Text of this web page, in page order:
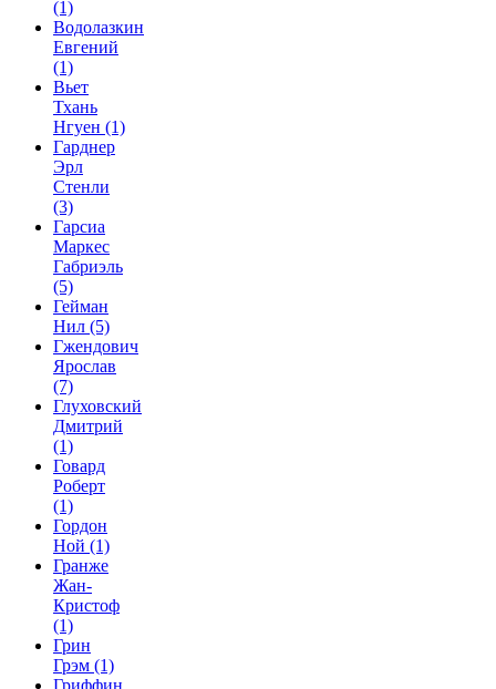
(1)
Водолазкин
Евгений
(1)
Вьет
Тхань
Нгуен (1)
Гарднер
Эрл
Стенли
(3)
Гарсиа
Маркес
Габриэль
(5)
Гейман
Нил (5)
Гжендович
Ярослав
(7)
Глуховский
Дмитрий
(1)
Говард
Роберт
(1)
Гордон
Ной (1)
Гранже
Жан-
Кристоф
(1)
Грин
Грэм (1)
Гриффин